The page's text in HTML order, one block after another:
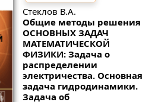
Стеклов В.А.
Общие методы решения
ОСНОВНЫХ ЗАДАЧ
МАТЕМАТИЧЕСКОЙ
ФИЗИКИ: Задача о
распределении
электричества. Основная
задача гидродинамики.
Задача об